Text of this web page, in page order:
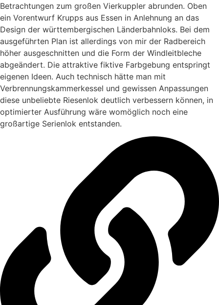
Betrachtungen zum großen Vierkuppler abrunden. Oben
ein Vorentwurf Krupps aus Essen in Anlehnung an das
Design der württembergischen Länderbahnloks. Bei dem
ausgeführten Plan ist allerdings von mir der Radbereich
höher ausgeschnitten und die Form der Windleitbleche
abgeändert. Die attraktive fiktive Farbgebung entspringt
eigenen Ideen. Auch technisch hätte man mit
Verbrennungskammerkessel und gewissen Anpassungen
diese unbeliebte Riesenlok deutlich verbessern können, in
optimierter Ausführung wäre womöglich noch eine
großartige Serienlok entstanden.